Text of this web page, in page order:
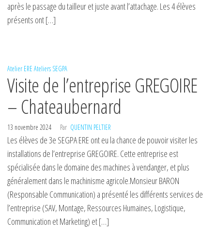
après le passage du tailleur et juste avant l’attachage. Les 4 élèves
présents ont […]
Atelier ERE Ateliers SEGPA
Visite de l’entreprise GREGOIRE
– Chateaubernard
13 novembre 2024 Par QUENTIN PELTIER
Les élèves de 3e SEGPA ERE ont eu la chance de pouvoir visiter les
installations de l’entreprise GREGOIRE. Cette entreprise est
spécialisée dans le domaine des machines à vendanger, et plus
généralement dans le machinisme agricole.Monsieur BARON
(Responsable Communication) a présenté les différents services de
l’entreprise (SAV, Montage, Ressources Humaines, Logistique,
Communication et Marketing) et […]